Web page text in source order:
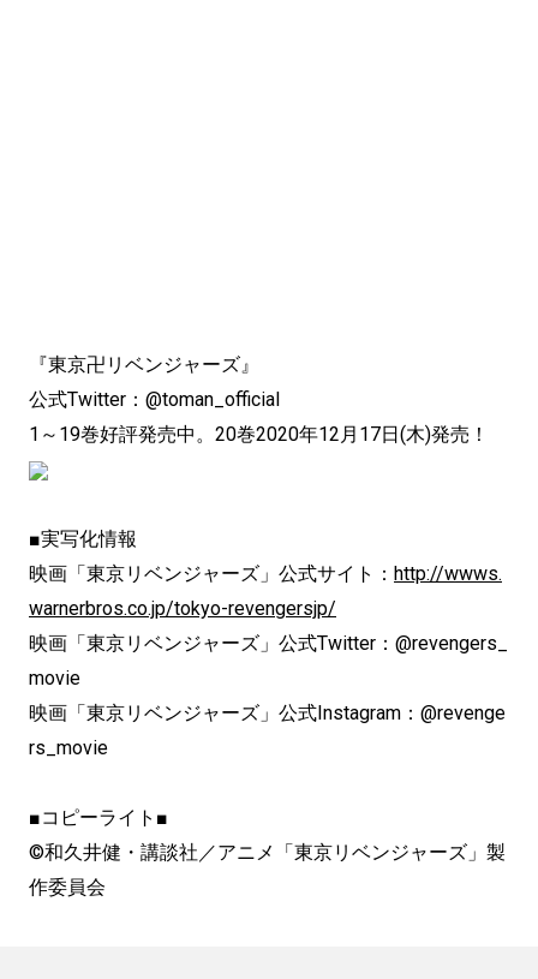
『東京卍リベンジャーズ』
公式Twitter：@toman_official
1～19巻好評発売中。20巻2020年12月17日(木)発売！
■実写化情報
映画「東京リベンジャーズ」公式サイト： http://wwws.
warnerbros.co.jp/tokyo-revengersjp/
映画「東京リベンジャーズ」公式Twitter：@revengers_
movie
映画「東京リベンジャーズ」公式Instagram：@revenge
rs_movie
■コピーライト■
©和久井健・講談社／アニメ「東京リベンジャーズ」製
作委員会